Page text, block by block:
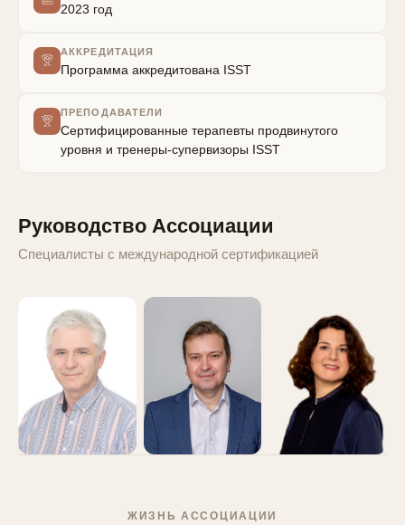
2023 год
АККРЕДИТАЦИЯ
Программа аккредитована ISST
ПРЕПОДАВАТЕЛИ
Сертифицированные терапевты продвинутого
уровня и тренеры-супервизоры ISST
Руководство Ассоциации
Специалисты с международной сертификацией
ЖИЗНЬ АССОЦИАЦИИ